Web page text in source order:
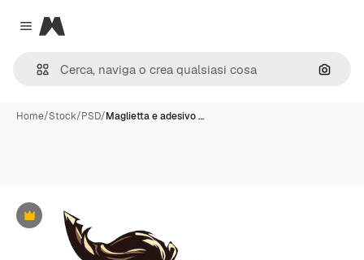
Close menu
Magnific
Cerca
Home/Stock/PSD/Maglietta e adesivo …
Premium